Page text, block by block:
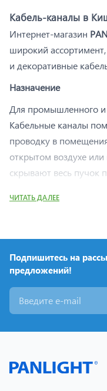
Кабель-каналы в
Интернет-магазин
широкий
и декоративные
Назначение
Для промышленного и
Кабельные каналы
проводку в
открытом воздухе
скрывают весь пучок
помещений, как
Применение
Предохранение
механических
Обеспечение
безопасности.
Материал
Преимущества
ЧИТАТЬ ДАЛЕЕ
Подпишитесь на
предложений!